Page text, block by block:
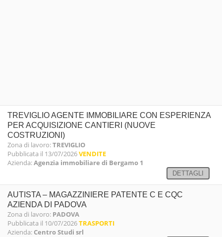
TREVIGLIO AGENTE IMMOBILIARE CON ESPERIENZA
PER ACQUISIZIONE CANTIERI (NUOVE
COSTRUZIONI)
Zona di lavoro:TREVIGLIO
Pubblicata il 13/07/2026VENDITE
Azienda:Agenzia immobiliare di Bergamo 1
DETTAGLI
AUTISTA – MAGAZZINIERE PATENTE C E CQC
AZIENDA DI PADOVA
Zona di lavoro: PADOVA
Pubblicata il 10/07/2026TRASPORTI
Azienda: Centro Studi srl